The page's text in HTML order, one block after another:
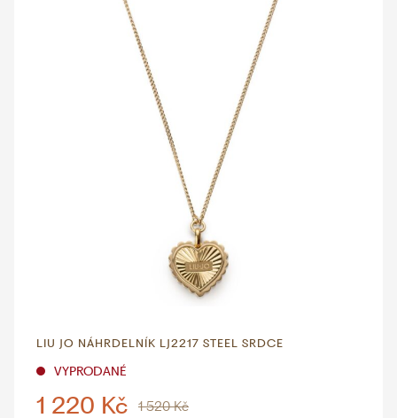
LIU JO NÁHRDELNÍK LJ2217 STEEL SRDCE
VYPRODANÉ
1 220 Kč 1 520 Kč